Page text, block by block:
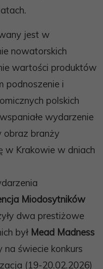
jest w
nowatorskich
wartości produktów
podnoszenie i
polskich
wydarzenie
obraz branży
w Krakowie w dniach
Miodosytników
dwa prestiżowe
był Mead Madness
na świecie konkurs
(19-20.02.2026)